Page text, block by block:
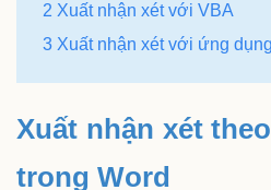
2 Xuất nhận xét với VBA
3 Xuất nhận xét với ứng
Xuất nhận xét
trong Word